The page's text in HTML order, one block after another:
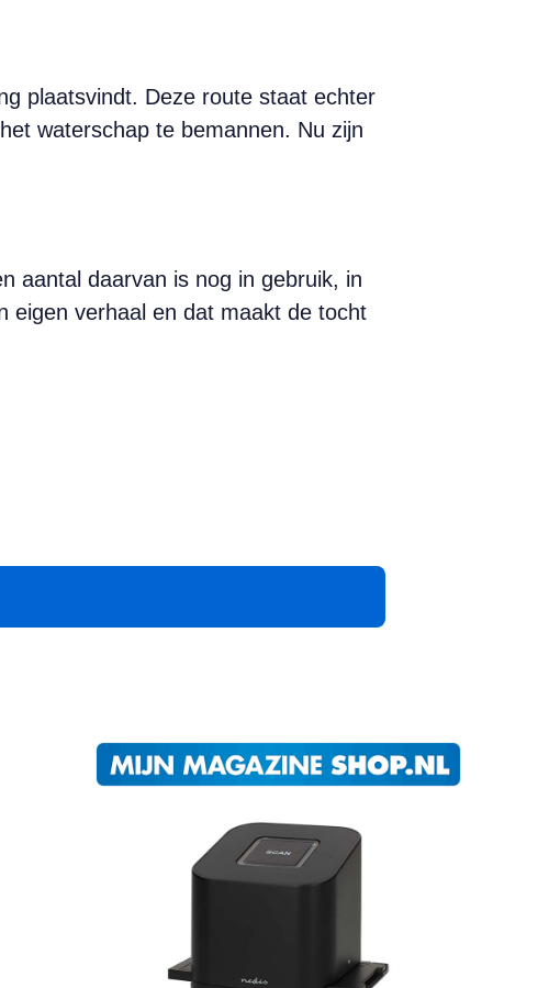
plaatsvindt. Deze route staat echter
waterschap te bemannen. Nu zijn
aantal daarvan is nog in gebruik, in
eigen verhaal en dat maakt de tocht